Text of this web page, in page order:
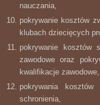
nauczania,
pokrywanie kosztów
klubach dziecięcych
pokrywanie kosztów
zawodowe oraz
kwalifikacje zawodowe,
pokrywania kosztów
schronienia,